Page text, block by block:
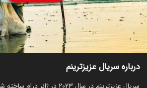
کره‌ای
سریال درام عاشقانه
توضیحات قسمت‌ها
درباره سریال عزیزترینم